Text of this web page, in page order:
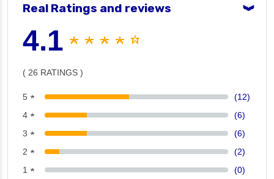
Real Ratings and reviews ❯
4.1 ★ ★ ★ ★ ☆
( 26 RATINGS )
5 ★
(12)
4 ★
(6)
3 ★
(6)
2 ★
(2)
1 ★
(0)